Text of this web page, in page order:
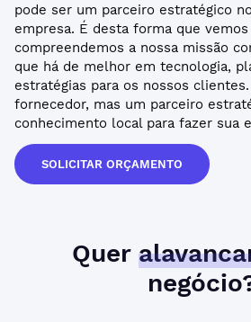
pode ser um parceiro estratégico
empresa. É desta forma que
compreendemos a nossa missão
que há de melhor em tecnologia,
estratégias para os nossos
fornecedor, mas um parceiro
conhecimento local para fazer sua
SOLICITAR ORÇAMENTO
Quer